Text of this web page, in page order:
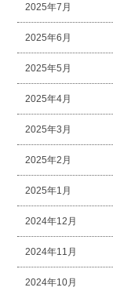
2025年7月
2025年6月
2025年5月
2025年4月
2025年3月
2025年2月
2025年1月
2024年12月
2024年11月
2024年10月